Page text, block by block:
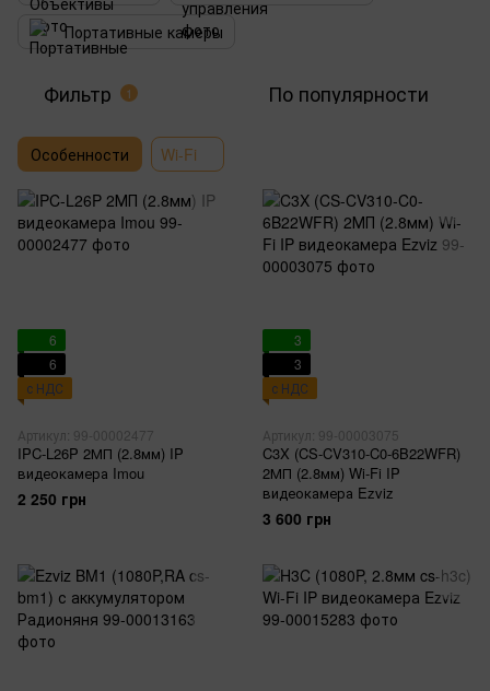
Портативные камеры
Фильтр 1 По популярности
Особенности Wi-Fi
6
6
с НДС
Артикул: 99-00002477
IPC-L26P 2МП (2.8мм) IP
видеокамера Imou
2 250 грн
3
3
с НДС
Артикул: 99-00003075
C3X (CS-CV310-C0-6B22WFR)
2МП (2.8мм) Wi-Fi IP
видеокамера Ezviz
3 600 грн